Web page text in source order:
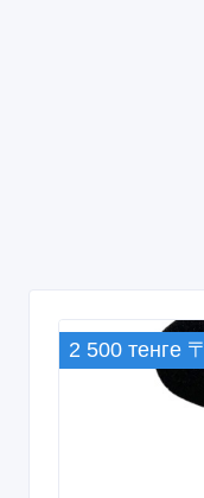
2 500 тенге 〒